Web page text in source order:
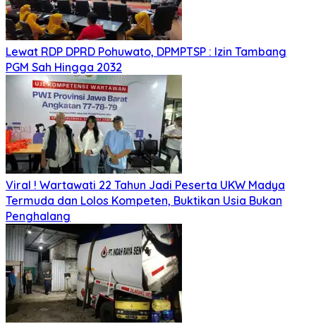
Lewat RDP DPRD Pohuwato, DPMPTSP : Izin Tambang
PGM Sah Hingga 2032
Viral ! Wartawati 22 Tahun Jadi Peserta UKW Madya
Termuda dan Lolos Kompeten, Buktikan Usia Bukan
Penghalang